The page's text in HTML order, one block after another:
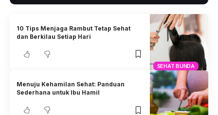
SEHAT BUNDA
10 Tips Menjaga Rambut Tetap Sehat
dan Berkilau Setiap Hari
Menuju Kehamilan Sehat: Panduan
Sederhana untuk Ibu Hamil